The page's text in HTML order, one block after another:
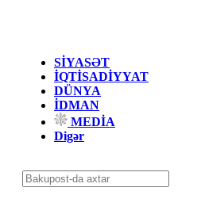
SİYASƏT
İQTİSADİYYAT
DÜNYA
İDMAN
MEDİA
Digər